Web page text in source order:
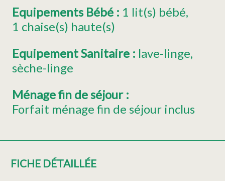
Equipements Bébé : 1 lit(s) bébé
1 chaise(s) haute(s)
Equipement Sanitaire : lave-linge
sèche-linge
Ménage fin de séjour :
Forfait ménage fin de séjour inclus
FICHE DÉTAILLÉE